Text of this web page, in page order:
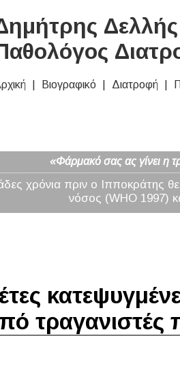
Βιογραφικό Διατροφή
«Φάρμακό σας ας γίνει η
χρόνια πριν ο Ιπποκράτης
νόσος (WHO 1997)
τραγανιστές